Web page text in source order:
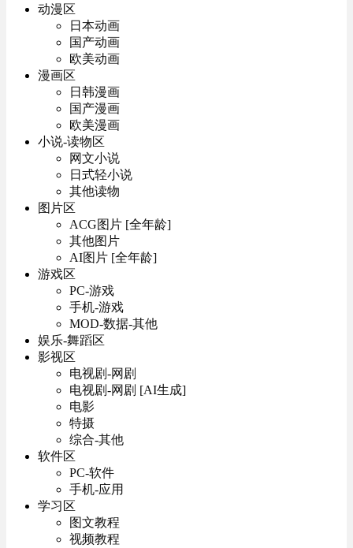
动漫区
日本动画
国产动画
欧美动画
漫画区
日韩漫画
国产漫画
欧美漫画
小说-读物区
网文小说
日式轻小说
其他读物
图片区
ACG图片 [全年龄]
其他图片
AI图片 [全年龄]
游戏区
PC-游戏
手机-游戏
MOD-数据-其他
娱乐-舞蹈区
影视区
电视剧-网剧
电视剧-网剧 [AI生成]
电影
特摄
综合-其他
软件区
PC-软件
手机-应用
学习区
图文教程
视频教程